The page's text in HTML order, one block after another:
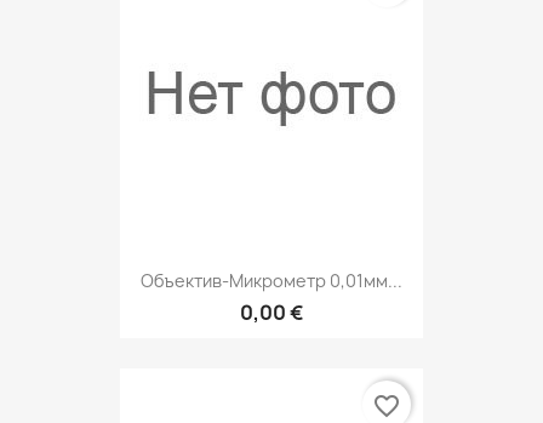
Объектив-Микрометр 0,01мм...
0,00 €
favorite_border